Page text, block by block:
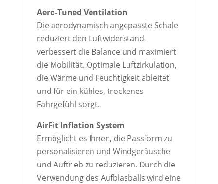
Aero-Tuned Ventilation
Die aerodynamisch angepasste Schale
reduziert den Luftwiderstand,
verbessert die Balance und maximiert
die Mobilität. Optimale Luftzirkulation,
die Wärme und Feuchtigkeit ableitet
und für ein kühles, trockenes
Fahrgefühl sorgt.
AirFit Inflation System
Ermöglicht es Ihnen, die Passform zu
personalisieren und Windgeräusche
und Auftrieb zu reduzieren. Durch die
Verwendung des Aufblasballs wird eine